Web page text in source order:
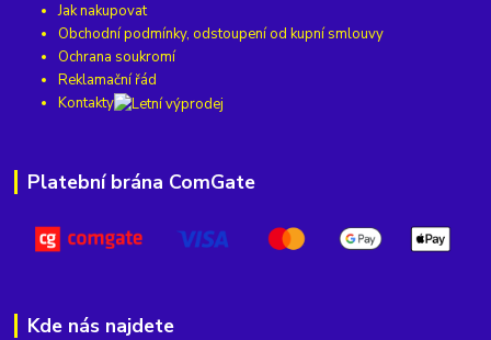
Jak nakupovat
Obchodní podmínky, odstoupení od kupní smlouvy
Ochrana soukromí
Reklamační řád
Kontakty
Platební brána ComGate
Kde nás najdete